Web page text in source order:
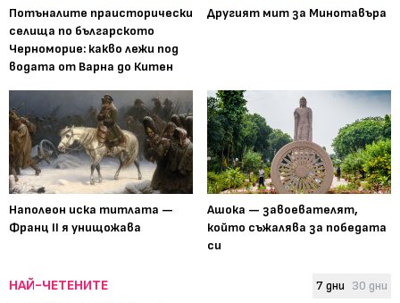
Потъналите праисторически
селища по българското
Черноморие: какво лежи под
водата от Варна до Китен
Другият мит за Минотавъра
Наполеон иска титлата —
Франц II я унищожава
Ашока — завоевателят,
който съжалява за победата
си
НАЙ-ЧЕТЕНИТЕ 7 дни 30 дни